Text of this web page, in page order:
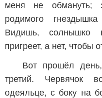
меня не обмануть;
родимого
Видишь, солнышко
пригреет, а нет, чтобы
Вот прошёл
третий. Червячок
одеяльце, с боку на